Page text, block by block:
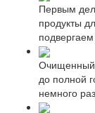
Первым
продукты
подвергаем
Очищенный
до полной
немного